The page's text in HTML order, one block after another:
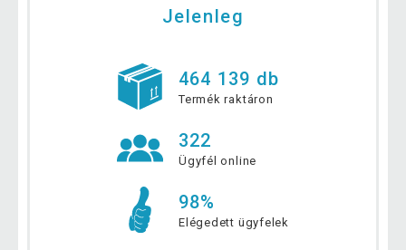
Jelenleg
464 139 db
Termék raktáron
322
Ügyfél online
98%
Elégedett ügyfelek